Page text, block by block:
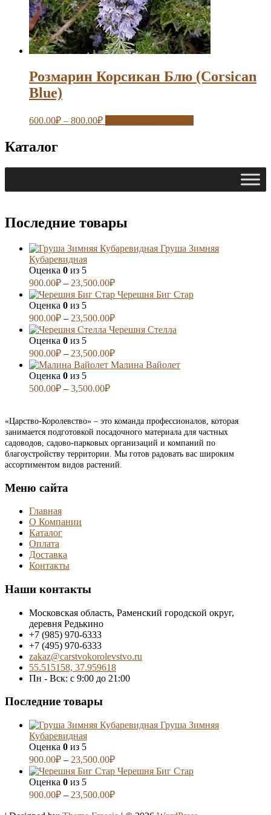
Розмарин Корсикан Блю (Corsican
Blue)
600.00₽ – 800.00₽
Каталог
Последние товары
Груша Зимняя
Кубаревидная
Оценка 0 из 5
900.00₽ – 23,500.00₽
Черешня Биг Стар
Оценка 0 из 5
900.00₽ – 23,500.00₽
Черешня Стелла
Оценка 0 из 5
900.00₽ – 23,500.00₽
Малина Вайолет
Оценка 0 из 5
500.00₽ – 3,500.00₽
«Царство-Королевство» – это команда профессионалов, которая
занимается подготовкой посадочного материала для частных
садоводов, садово-парковых организаций и компаний по
благоустройству территории. Мы готов радовать вас широким
ассортиментом видов растений.
Меню сайта
Главная
О Компании
Каталог
Оплата
Доставка
Контакты
Наши контакты
Московская область, Раменский городской округ,
деревня Редькино
+7 (985) 970-6333
+7 (495) 970-6333
zakaz@carstvokorolevstvo.ru
55.515158, 37.959618
Пн - Вск: с 9:00 до 21:00
Последние товары
Груша Зимняя
Кубаревидная
Оценка 0 из 5
900.00₽ – 23,500.00₽
Черешня Биг Стар
Оценка 0 из 5
900.00₽ – 23,500.00₽